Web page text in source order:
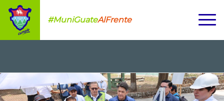
#MuniGuateAlFrente